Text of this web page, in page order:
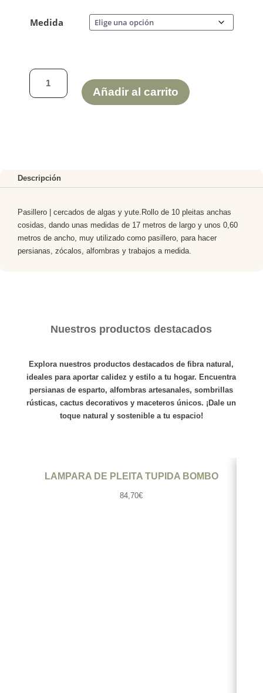
Medida
ROLLO
PASILLERO
aprox.
cantidad
Añadir al carrito
Descripción
Pasillero | cercados de algas y yute.Rollo de 10 pleitas anchas
cosidas, dando unas medidas de 17 metros de largo y unos 0,60
metros de ancho, muy utilizado como pasillero, para hacer
persianas, zócalos, alfombras y trabajos a medida.
Nuestros productos destacados
Explora nuestros productos destacados de fibra natural,
ideales para aportar calidez y estilo a tu hogar. Encuentra
persianas de esparto,alfombras artesanales,sombrillas
rústicas,cactus decorativos y maceteros únicos. ¡Dale un
toque natural y sostenible a tu espacio!
LAMPARA DE PLEITA TUPIDA BOMBO
84,70€